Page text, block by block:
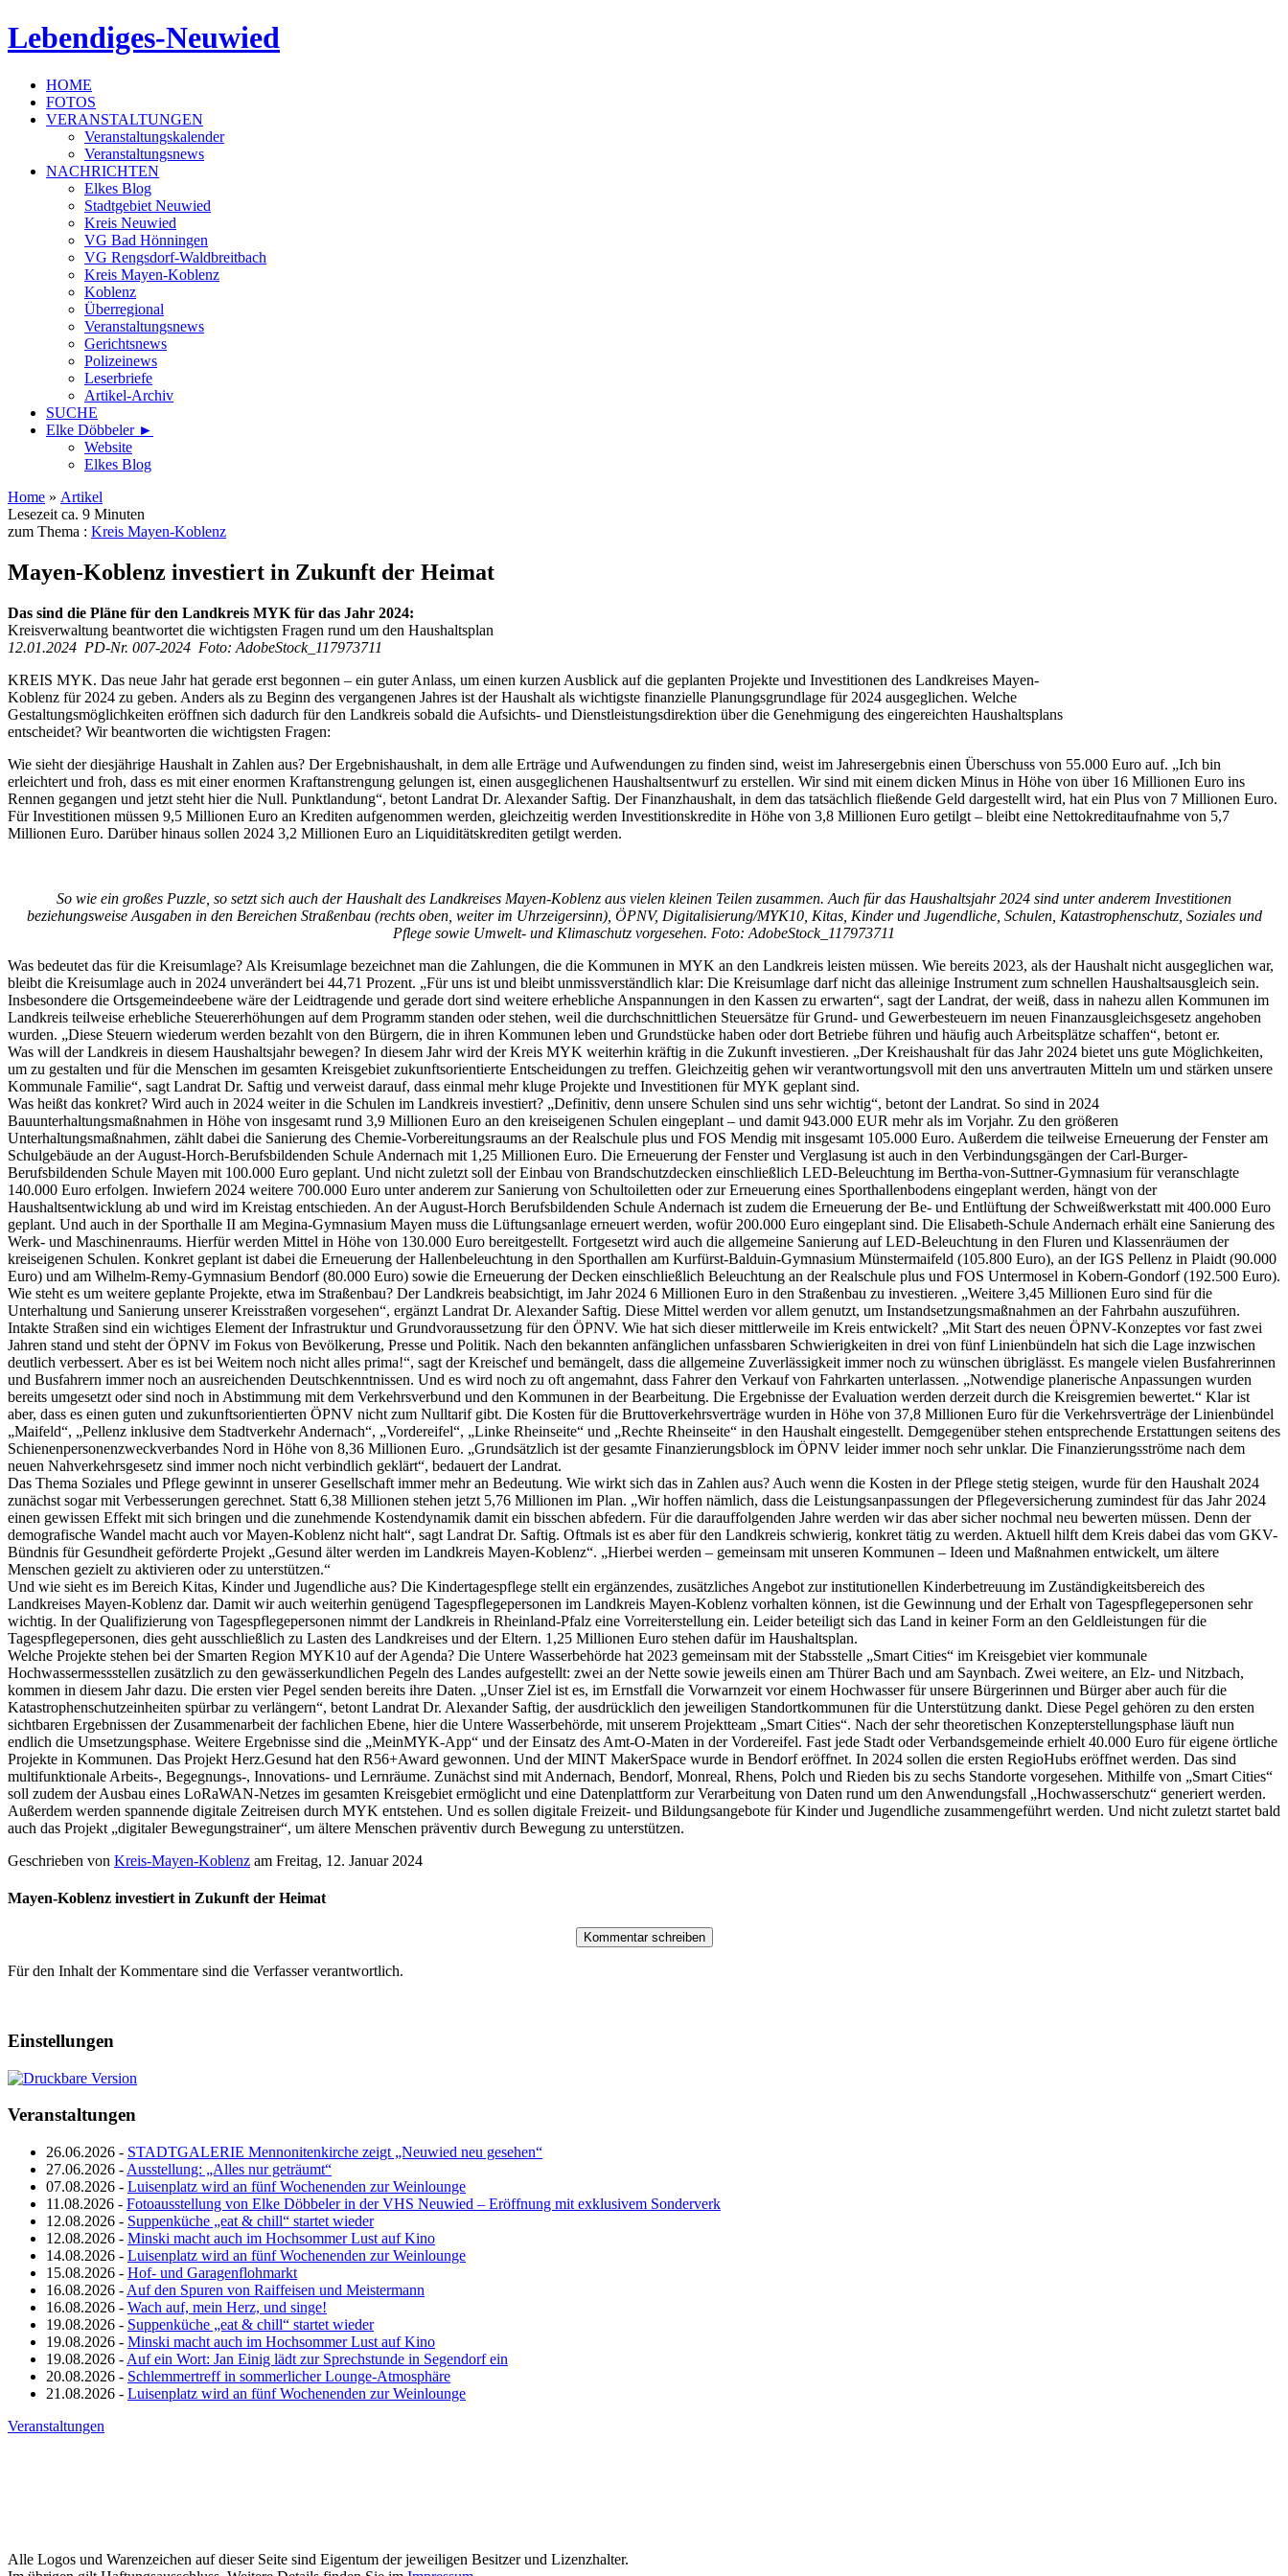
Lebendiges-Neuwied
HOME
FOTOS
VERANSTALTUNGEN
Veranstaltungskalender
Veranstaltungsnews
NACHRICHTEN
Elkes Blog
Stadtgebiet Neuwied
Kreis Neuwied
VG Bad Hönningen
VG Rengsdorf-Waldbreitbach
Kreis Mayen-Koblenz
Koblenz
Überregional
Veranstaltungsnews
Gerichtsnews
Polizeinews
Leserbriefe
Artikel-Archiv
SUCHE
Elke Döbbeler ►
Website
Elkes Blog
Home » Artikel
Lesezeit ca. 9 Minuten
zum Thema : Kreis Mayen-Koblenz
Mayen-Koblenz investiert in Zukunft der Heimat
Das sind die Pläne für den Landkreis MYK für das Jahr 2024:
Kreisverwaltung beantwortet die wichtigsten Fragen rund um den Haushaltsplan
12.01.2024 PD-Nr. 007-2024 Foto: AdobeStock_117973711
KREIS MYK. Das neue Jahr hat gerade erst begonnen – ein guter Anlass, um einen kurzen Ausblick auf die geplanten Projekte und Investitionen des Landkreises Mayen-
Koblenz für 2024 zu geben. Anders als zu Beginn des vergangenen Jahres ist der Haushalt als wichtigste finanzielle Planungsgrundlage für 2024 ausgeglichen. Welche
Gestaltungsmöglichkeiten eröffnen sich dadurch für den Landkreis sobald die Aufsichts- und Dienstleistungsdirektion über die Genehmigung des eingereichten Haushaltsplans
entscheidet? Wir beantworten die wichtigsten Fragen:
Wie sieht der diesjährige Haushalt in Zahlen aus? Der Ergebnishaushalt, in dem alle Erträge und Aufwendungen zu finden sind, weist im Jahresergebnis einen Überschuss von 55.000 Euro auf. „Ich bin
erleichtert und froh, dass es mit einer enormen Kraftanstrengung gelungen ist, einen ausgeglichenen Haushaltsentwurf zu erstellen. Wir sind mit einem dicken Minus in Höhe von über 16 Millionen Euro ins
Rennen gegangen und jetzt steht hier die Null. Punktlandung“, betont Landrat Dr. Alexander Saftig. Der Finanzhaushalt, in dem das tatsächlich fließende Geld dargestellt wird, hat ein Plus von 7 Millionen Euro.
Für Investitionen müssen 9,5 Millionen Euro an Krediten aufgenommen werden, gleichzeitig werden Investitionskredite in Höhe von 3,8 Millionen Euro getilgt – bleibt eine Nettokreditaufnahme von 5,7
Millionen Euro. Darüber hinaus sollen 2024 3,2 Millionen Euro an Liquiditätskrediten getilgt werden.
So wie ein großes Puzzle, so setzt sich auch der Haushalt des Landkreises Mayen-Koblenz aus vielen kleinen Teilen zusammen. Auch für das Haushaltsjahr 2024 sind unter anderem Investitionen
beziehungsweise Ausgaben in den Bereichen Straßenbau (rechts oben, weiter im Uhrzeigersinn), ÖPNV, Digitalisierung/MYK10, Kitas, Kinder und Jugendliche, Schulen, Katastrophenschutz, Soziales und
Pflege sowie Umwelt- und Klimaschutz vorgesehen. Foto: AdobeStock_117973711
Was bedeutet das für die Kreisumlage? Als Kreisumlage bezeichnet man die Zahlungen, die die Kommunen in MYK an den Landkreis leisten müssen. Wie bereits 2023, als der Haushalt nicht ausgeglichen war,
bleibt die Kreisumlage auch in 2024 unverändert bei 44,71 Prozent. „Für uns ist und bleibt unmissverständlich klar: Die Kreisumlage darf nicht das alleinige Instrument zum schnellen Haushaltsausgleich sein.
Insbesondere die Ortsgemeindeebene wäre der Leidtragende und gerade dort sind weitere erhebliche Anspannungen in den Kassen zu erwarten“, sagt der Landrat, der weiß, dass in nahezu allen Kommunen im
Landkreis teilweise erhebliche Steuererhöhungen auf dem Programm standen oder stehen, weil die durchschnittlichen Steuersätze für Grund- und Gewerbesteuern im neuen Finanzausgleichsgesetz angehoben
wurden. „Diese Steuern wiederum werden bezahlt von den Bürgern, die in ihren Kommunen leben und Grundstücke haben oder dort Betriebe führen und häufig auch Arbeitsplätze schaffen“, betont er.
Was will der Landkreis in diesem Haushaltsjahr bewegen? In diesem Jahr wird der Kreis MYK weiterhin kräftig in die Zukunft investieren. „Der Kreishaushalt für das Jahr 2024 bietet uns gute Möglichkeiten,
um zu gestalten und für die Menschen im gesamten Kreisgebiet zukunftsorientierte Entscheidungen zu treffen. Gleichzeitig gehen wir verantwortungsvoll mit den uns anvertrauten Mitteln um und stärken unsere
Kommunale Familie“, sagt Landrat Dr. Saftig und verweist darauf, dass einmal mehr kluge Projekte und Investitionen für MYK geplant sind.
Was heißt das konkret? Wird auch in 2024 weiter in die Schulen im Landkreis investiert? „Definitiv, denn unsere Schulen sind uns sehr wichtig“, betont der Landrat. So sind in 2024
Bauunterhaltungsmaßnahmen in Höhe von insgesamt rund 3,9 Millionen Euro an den kreiseigenen Schulen eingeplant – und damit 943.000 EUR mehr als im Vorjahr. Zu den größeren
Unterhaltungsmaßnahmen, zählt dabei die Sanierung des Chemie-Vorbereitungsraums an der Realschule plus und FOS Mendig mit insgesamt 105.000 Euro. Außerdem die teilweise Erneuerung der Fenster am
Schulgebäude an der August-Horch-Berufsbildenden Schule Andernach mit 1,25 Millionen Euro. Die Erneuerung der Fenster und Verglasung ist auch in den Verbindungsgängen der Carl-Burger-
Berufsbildenden Schule Mayen mit 100.000 Euro geplant. Und nicht zuletzt soll der Einbau von Brandschutzdecken einschließlich LED-Beleuchtung im Bertha-von-Suttner-Gymnasium für veranschlagte
140.000 Euro erfolgen. Inwiefern 2024 weitere 700.000 Euro unter anderem zur Sanierung von Schultoiletten oder zur Erneuerung eines Sporthallenbodens eingeplant werden, hängt von der
Haushaltsentwicklung ab und wird im Kreistag entschieden. An der August-Horch Berufsbildenden Schule Andernach ist zudem die Erneuerung der Be- und Entlüftung der Schweißwerkstatt mit 400.000 Euro
geplant. Und auch in der Sporthalle II am Megina-Gymnasium Mayen muss die Lüftungsanlage erneuert werden, wofür 200.000 Euro eingeplant sind. Die Elisabeth-Schule Andernach erhält eine Sanierung des
Werk- und Maschinenraums. Hierfür werden Mittel in Höhe von 130.000 Euro bereitgestellt. Fortgesetzt wird auch die allgemeine Sanierung auf LED-Beleuchtung in den Fluren und Klassenräumen der
kreiseigenen Schulen. Konkret geplant ist dabei die Erneuerung der Hallenbeleuchtung in den Sporthallen am Kurfürst-Balduin-Gymnasium Münstermaifeld (105.800 Euro), an der IGS Pellenz in Plaidt (90.000
Euro) und am Wilhelm-Remy-Gymnasium Bendorf (80.000 Euro) sowie die Erneuerung der Decken einschließlich Beleuchtung an der Realschule plus und FOS Untermosel in Kobern-Gondorf (192.500 Euro).
Wie steht es um weitere geplante Projekte, etwa im Straßenbau? Der Landkreis beabsichtigt, im Jahr 2024 6 Millionen Euro in den Straßenbau zu investieren. „Weitere 3,45 Millionen Euro sind für die
Unterhaltung und Sanierung unserer Kreisstraßen vorgesehen“, ergänzt Landrat Dr. Alexander Saftig. Diese Mittel werden vor allem genutzt, um Instandsetzungsmaßnahmen an der Fahrbahn auszuführen.
Intakte Straßen sind ein wichtiges Element der Infrastruktur und Grundvoraussetzung für den ÖPNV. Wie hat sich dieser mittlerweile im Kreis entwickelt? „Mit Start des neuen ÖPNV-Konzeptes vor fast zwei
Jahren stand und steht der ÖPNV im Fokus von Bevölkerung, Presse und Politik. Nach den bekannten anfänglichen unfassbaren Schwierigkeiten in drei von fünf Linienbündeln hat sich die Lage inzwischen
deutlich verbessert. Aber es ist bei Weitem noch nicht alles prima!“, sagt der Kreischef und bemängelt, dass die allgemeine Zuverlässigkeit immer noch zu wünschen übriglässt. Es mangele vielen Busfahrerinnen
und Busfahrern immer noch an ausreichenden Deutschkenntnissen. Und es wird noch zu oft angemahnt, dass Fahrer den Verkauf von Fahrkarten unterlassen. „Notwendige planerische Anpassungen wurden
bereits umgesetzt oder sind noch in Abstimmung mit dem Verkehrsverbund und den Kommunen in der Bearbeitung. Die Ergebnisse der Evaluation werden derzeit durch die Kreisgremien bewertet.“ Klar ist
aber, dass es einen guten und zukunftsorientierten ÖPNV nicht zum Nulltarif gibt. Die Kosten für die Bruttoverkehrsverträge wurden in Höhe von 37,8 Millionen Euro für die Verkehrsverträge der Linienbündel
„Maifeld“, „Pellenz inklusive dem Stadtverkehr Andernach“, „Vordereifel“, „Linke Rheinseite“ und „Rechte Rheinseite“ in den Haushalt eingestellt. Demgegenüber stehen entsprechende Erstattungen seitens des
Schienenpersonenzweckverbandes Nord in Höhe von 8,36 Millionen Euro. „Grundsätzlich ist der gesamte Finanzierungsblock im ÖPNV leider immer noch sehr unklar. Die Finanzierungsströme nach dem
neuen Nahverkehrsgesetz sind immer noch nicht verbindlich geklärt“, bedauert der Landrat.
Das Thema Soziales und Pflege gewinnt in unserer Gesellschaft immer mehr an Bedeutung. Wie wirkt sich das in Zahlen aus? Auch wenn die Kosten in der Pflege stetig steigen, wurde für den Haushalt 2024
zunächst sogar mit Verbesserungen gerechnet. Statt 6,38 Millionen stehen jetzt 5,76 Millionen im Plan. „Wir hoffen nämlich, dass die Leistungsanpassungen der Pflegeversicherung zumindest für das Jahr 2024
einen gewissen Effekt mit sich bringen und die zunehmende Kostendynamik damit ein bisschen abfedern. Für die darauffolgenden Jahre werden wir das aber sicher nochmal neu bewerten müssen. Denn der
demografische Wandel macht auch vor Mayen-Koblenz nicht halt“, sagt Landrat Dr. Saftig. Oftmals ist es aber für den Landkreis schwierig, konkret tätig zu werden. Aktuell hilft dem Kreis dabei das vom GKV-
Bündnis für Gesundheit geförderte Projekt „Gesund älter werden im Landkreis Mayen-Koblenz“. „Hierbei werden – gemeinsam mit unseren Kommunen – Ideen und Maßnahmen entwickelt, um ältere
Menschen gezielt zu aktivieren oder zu unterstützen.“
Und wie sieht es im Bereich Kitas, Kinder und Jugendliche aus? Die Kindertagespflege stellt ein ergänzendes, zusätzliches Angebot zur institutionellen Kinderbetreuung im Zuständigkeitsbereich des
Landkreises Mayen-Koblenz dar. Damit wir auch weiterhin genügend Tagespflegepersonen im Landkreis Mayen-Koblenz vorhalten können, ist die Gewinnung und der Erhalt von Tagespflegepersonen sehr
wichtig. In der Qualifizierung von Tagespflegepersonen nimmt der Landkreis in Rheinland-Pfalz eine Vorreiterstellung ein. Leider beteiligt sich das Land in keiner Form an den Geldleistungen für die
Tagespflegepersonen, dies geht ausschließlich zu Lasten des Landkreises und der Eltern. 1,25 Millionen Euro stehen dafür im Haushaltsplan.
Welche Projekte stehen bei der Smarten Region MYK10 auf der Agenda? Die Untere Wasserbehörde hat 2023 gemeinsam mit der Stabsstelle „Smart Cities“ im Kreisgebiet vier kommunale
Hochwassermessstellen zusätzlich zu den gewässerkundlichen Pegeln des Landes aufgestellt: zwei an der Nette sowie jeweils einen am Thürer Bach und am Saynbach. Zwei weitere, an Elz- und Nitzbach,
kommen in diesem Jahr dazu. Die ersten vier Pegel senden bereits ihre Daten. „Unser Ziel ist es, im Ernstfall die Vorwarnzeit vor einem Hochwasser für unsere Bürgerinnen und Bürger aber auch für die
Katastrophenschutzeinheiten spürbar zu verlängern“, betont Landrat Dr. Alexander Saftig, der ausdrücklich den jeweiligen Standortkommunen für die Unterstützung dankt. Diese Pegel gehören zu den ersten
sichtbaren Ergebnissen der Zusammenarbeit der fachlichen Ebene, hier die Untere Wasserbehörde, mit unserem Projektteam „Smart Cities“. Nach der sehr theoretischen Konzepterstellungsphase läuft nun
endlich die Umsetzungsphase. Weitere Ergebnisse sind die „MeinMYK-App“ und der Einsatz des Amt-O-Maten in der Vordereifel. Fast jede Stadt oder Verbandsgemeinde erhielt 40.000 Euro für eigene örtliche
Projekte in Kommunen. Das Projekt Herz.Gesund hat den R56+Award gewonnen. Und der MINT MakerSpace wurde in Bendorf eröffnet. In 2024 sollen die ersten RegioHubs eröffnet werden. Das sind
multifunktionale Arbeits-, Begegnungs-, Innovations- und Lernräume. Zunächst sind mit Andernach, Bendorf, Monreal, Rhens, Polch und Rieden bis zu sechs Standorte vorgesehen. Mithilfe von „Smart Cities“
soll zudem der Ausbau eines LoRaWAN-Netzes im gesamten Kreisgebiet ermöglicht und eine Datenplattform zur Verarbeitung von Daten rund um den Anwendungsfall „Hochwasserschutz“ generiert werden.
Außerdem werden spannende digitale Zeitreisen durch MYK entstehen. Und es sollen digitale Freizeit- und Bildungsangebote für Kinder und Jugendliche zusammengeführt werden. Und nicht zuletzt startet bald
auch das Projekt „digitaler Bewegungstrainer“, um ältere Menschen präventiv durch Bewegung zu unterstützen.
Geschrieben von Kreis-Mayen-Koblenz am Freitag, 12. Januar 2024
Mayen-Koblenz investiert in Zukunft der Heimat
Für den Inhalt der Kommentare sind die Verfasser verantwortlich.
Einstellungen
Veranstaltungen
26.06.2026 - STADTGALERIE Mennonitenkirche zeigt „Neuwied neu gesehen“
27.06.2026 - Ausstellung: „Alles nur geträumt“
07.08.2026 - Luisenplatz wird an fünf Wochenenden zur Weinlounge
11.08.2026 - Fotoausstellung von Elke Döbbeler in der VHS Neuwied – Eröffnung mit exklusivem Sonderverk
12.08.2026 - Suppenküche „eat & chill“ startet wieder
12.08.2026 - Minski macht auch im Hochsommer Lust auf Kino
14.08.2026 - Luisenplatz wird an fünf Wochenenden zur Weinlounge
15.08.2026 - Hof- und Garagenflohmarkt
16.08.2026 - Auf den Spuren von Raiffeisen und Meistermann
16.08.2026 - Wach auf, mein Herz, und singe!
19.08.2026 - Suppenküche „eat & chill“ startet wieder
19.08.2026 - Minski macht auch im Hochsommer Lust auf Kino
19.08.2026 - Auf ein Wort: Jan Einig lädt zur Sprechstunde in Segendorf ein
20.08.2026 - Schlemmertreff in sommerlicher Lounge-Atmosphäre
21.08.2026 - Luisenplatz wird an fünf Wochenenden zur Weinlounge
Veranstaltungen
Alle Logos und Warenzeichen auf dieser Seite sind Eigentum der jeweiligen Besitzer und Lizenzhalter.